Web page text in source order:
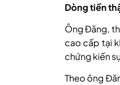
Dòng tiền
Ông Đăng,
cao cấp tại
chứng kiến
Theo ông